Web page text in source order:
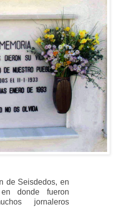
de Seisdedos, en
donde fueron
jornaleros